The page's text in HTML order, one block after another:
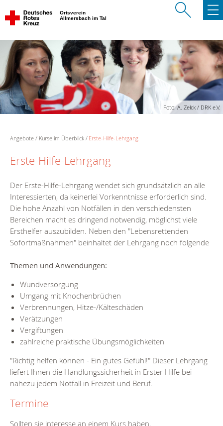
Ortsverein
Allmersbach im Tal
Foto: A. Zelck / DRK e.V.
Angebote Kurse im Überblick Erste-Hilfe-Lehrgang
Erste-Hilfe-Lehrgang
Der Erste-Hilfe-Lehrgang wendet sich grundsätzlich an alle
Interessierten, da keinerlei Vorkenntnisse erforderlich sind.
Die hohe Anzahl von Notfällen in den verschiedensten
Bereichen macht es dringend notwendig, möglichst viele
Ersthelfer auszubilden. Neben den "Lebensrettenden
Sofortmaßnahmen" beinhaltet der Lehrgang noch folgende
Themen und Anwendungen:
Wundversorgung
Umgang mit Knochenbrüchen
Verbrennungen, Hitze-/Kälteschäden
Verätzungen
Vergiftungen
zahlreiche praktische Übungsmöglichkeiten
"Richtig helfen können - Ein gutes Gefühl!" Dieser Lehrgang
liefert Ihnen die Handlungssicherheit in Erster Hilfe bei
nahezu jedem Notfall in Freizeit und Beruf.
Termine
Sollten sie interesse an einem Kurs haben,